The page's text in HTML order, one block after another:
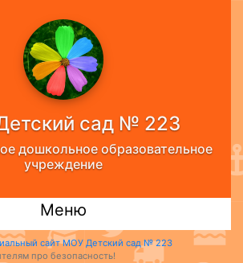
сад № 223
дошкольное образовательное
учреждение
Меню
сайт МОУ Детский сад № 223
про безопасность!